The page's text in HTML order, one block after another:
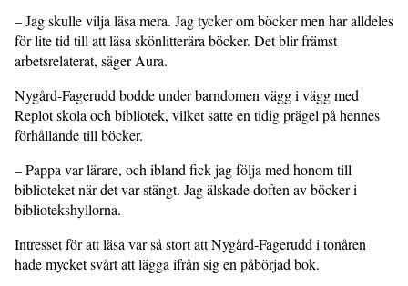
– Jag skulle vilja läsa mera. Jag tycker om böcker men har alldeles
för lite tid till att läsa skönlitterära böcker. Det blir främst
arbetsrelaterat, säger Aura.
Nygård-Fagerudd bodde under barndomen vägg i vägg med
Replot skola och bibliotek, vilket satte en tidig prägel på hennes
förhållande till böcker.
– Pappa var lärare, och ibland fick jag följa med honom till
biblioteket när det var stängt. Jag älskade doften av böcker i
bibliotekshyllorna.
Intresset för att läsa var så stort att Nygård-Fagerudd i tonåren
hade mycket svårt att lägga ifrån sig en påbörjad bok.